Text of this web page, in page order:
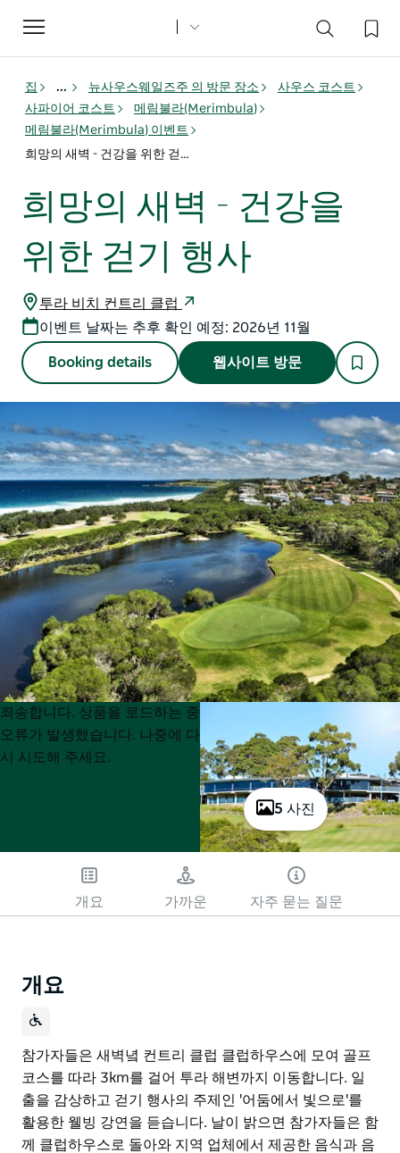
Toggle
navigation
집 ... 뉴사우스웨일즈주 의 방문 장소
사우스 코스트
사파이어 코스트
메림불라(Merimbula)
메림불라(Merimbula) 이벤트
희망의 새벽 - 건강을 위한 걷기 행사
희망의 새벽 - 건강을
위한 걷기 행사
투라 비치 컨트리 클럽
이벤트 날짜는 추후 확인 예정: 2026년 11월
Booking details 웹사이트 방문
5 사진
Product
List
Product
List
죄송합니다. 상품을 로드하는 중
오류가 발생했습니다. 나중에 다
시 시도해 주세요.
개요 가까운 자주 묻는 질문
개요
참가자들은 새벽녘 컨트리 클럽 클럽하우스에 모여 골프
코스를 따라 3km를 걸어 투라 해변까지 이동합니다. 일
출을 감상하고 걷기 행사의 주제인 '어둠에서 빛으로'를
활용한 웰빙 강연을 듣습니다. 날이 밝으면 참가자들은 함
께 클럽하우스로 돌아와 지역 업체에서 제공한 음식과 음